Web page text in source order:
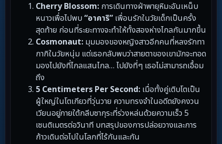
Cherry Blossom: การเดินทางฝ่าพายุหิมะอันเหน็บ
หนาวเพื่อไปพบ “อาคาริ” เพื่อนรักในวัยเด็กเป็นครั้ง
สุดท้าย ก่อนที่ระยะทางจะทำให้ทั้งสองห่างไกลกันมากขึ้น
Cosmonaut: มุมมองของหญิงสาวอีกคนที่หลงรักทา
กากิในวัยหนุ่ม แต่เธอกลับพบว่าสายตาของเขามักจะทอด
มองไปยังที่ไกลแสนไกล… ไปยังที่ๆ เธอไม่สามารถเอื้อม
ถึง
5 Centimeters Per Second: เมื่อทั้งคู่เติบโตเป็น
ผู้ใหญ่ในโตเกียวที่วุ่นวาย ความทรงจำในอดีตยังคงวน
เวียนอยู่ภายใต้กลีบซากุระที่ร่วงหล่นด้วยความเร็ว 5
เซนติเมตรต่อวินาที บทสรุปของการปล่อยวางและการ
ก้าวเดินต่อไปในโลกที่ไร้กันและกัน